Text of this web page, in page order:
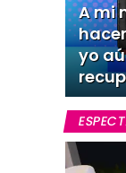
A mi
yo